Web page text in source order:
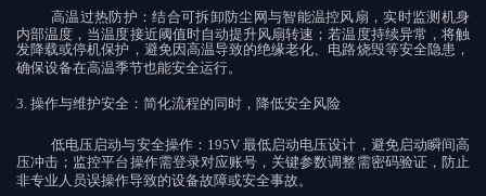
高温过热防护 ：结合可拆卸防尘网与智能温控风扇，实时监测机身
内部温度，当温度接近阈值时自动提升风扇转速；若温度持续异常，将触
发降载或停机保护，避免因高温导致的绝缘老化、电路烧毁等安全隐患，
确保设备在高温季节也能安全运行。
3. 操作与维护安全：简化流程的同时，降低安全风险
低电压启动与安全操作： 195V 最低启动电压设计，避免启动瞬间高
压冲击；监控平台操作需登录对应账号，关键参数调整需密码验证，防止
非专业人员误操作导致的设备故障或安全事故。